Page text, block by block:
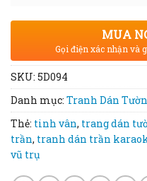
MUA
Gọi điện xác nhận và
SKU: 5D094
Danh mục: Tranh Dán
Thẻ: tinh vân, trang dán
trần, tranh dán trần
vũ trụ